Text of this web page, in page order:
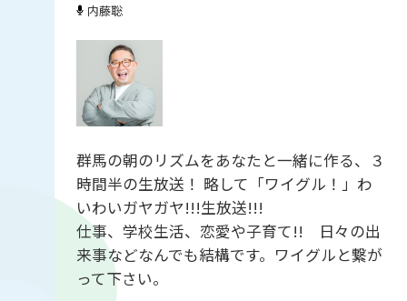
内藤聡
群馬の朝のリズムをあなたと一緒に作る、３
時間半の生放送！ 略して「ワイグル！」わ
いわいガヤガヤ!!!生放送!!!
仕事、学校生活、恋愛や子育て!! 日々の出
来事などなんでも結構です。ワイグルと繋が
って下さい。